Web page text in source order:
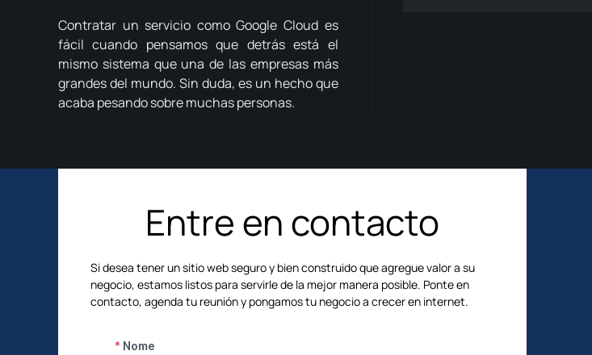
Contratar un servicio como Google Cloud es
fácil cuando pensamos que detrás está el
mismo sistema que una de las empresas más
grandes del mundo. Sin duda, es un hecho que
acaba pesando sobre muchas personas.
Entre en contacto
Si desea tener un sitio web seguro y bien construido que agregue valor a su
negocio, estamos listos para servirle de la mejor manera posible. Ponte en
contacto, agenda tu reunión y pongamos tu negocio a crecer en internet.